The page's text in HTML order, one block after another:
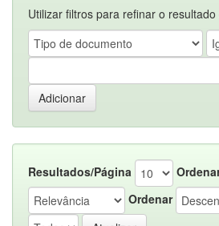
Utilizar filtros para refinar o
Resultados/Página
Ordenar